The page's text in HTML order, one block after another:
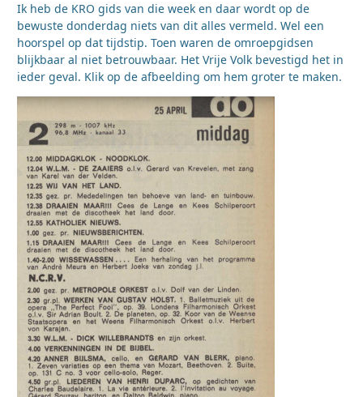
Ik heb de KRO gids van die week en daar wordt op de
bewuste donderdag niets van dit alles vermeld. Wel een
hoorspel op dat tijdstip. Toen waren de omroepgidsen
blijkbaar al niet betrouwbaar. Het Vrije Volk bevestigd het in
ieder geval. Klik op de afbeelding om hem groter te maken.